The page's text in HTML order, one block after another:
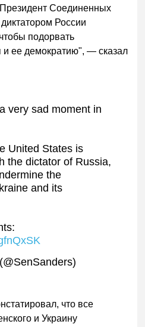
Соединенных
России
подорвать
и ее демократию", — сказал
very sad moment in
United States is
the dictator of Russia,
the
and its
что все
и Украину